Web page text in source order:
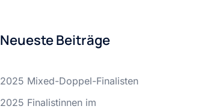
Neueste Beiträge
2025 Mixed-Doppel-Finalisten
2025 Finalistinnen im